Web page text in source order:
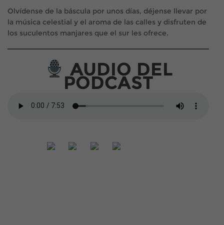
Olvídense de la báscula por unos días, déjense llevar por
la música celestial y el aroma de las calles y disfruten de
los suculentos manjares que el sur les ofrece.
AUDIO DEL
PODCAST